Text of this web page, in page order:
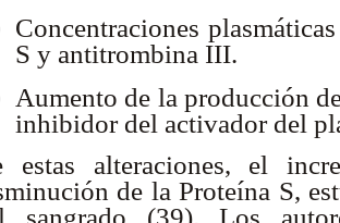
Concentraciones
S y antitrombina III.
Aumento de la producción
inhibidor del activador del
estas alteraciones, el
de la Proteína S,
sangrado (39). Los